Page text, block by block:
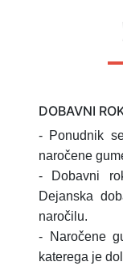
DOBAVNI
- Ponudnik
naročene
- Dobavni
Dejanska
naročilu.
- Naročene
katerega je